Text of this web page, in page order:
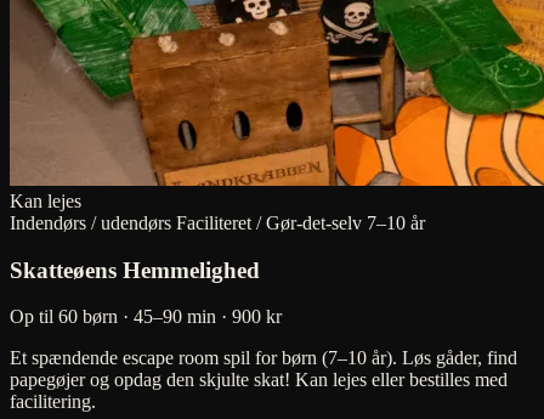
Kan lejes
Indendørs / udendørs Faciliteret / Gør-det-selv 7–10 år
Skatteøens Hemmelighed
Op til 60 børn · 45–90 min · 900 kr
Et spændende escape room spil for børn (7–10 år). Løs gåder, find
papegøjer og opdag den skjulte skat! Kan lejes eller bestilles med
facilitering.